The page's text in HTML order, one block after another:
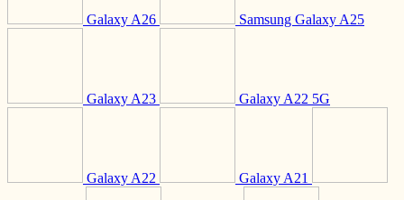
Galaxy A26 Samsung Galaxy A25
Galaxy A23 Galaxy A22 5G
Galaxy A22 Galaxy A21